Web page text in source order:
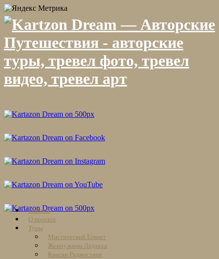
Skip
content
Главная
О проекте
Туры
Мистический Египет
Жемчужины Ладакха
Краски Раджастана